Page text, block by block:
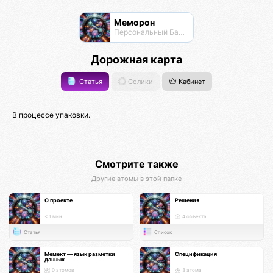
Меморон
Персональный Банк Памяти
Дорожная карта
Статья Солики Кабинет
В процессе упаковки.
Смотрите также
Другие атомы в этой папке
О проекте
< 1 мин.
Статья
Решения
4 объекта
Список
Мемект — язык разметки
данных
0 атомов
Спецификация
3 атома